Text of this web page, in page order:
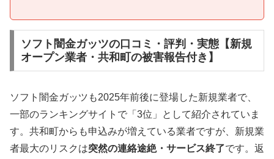
ソフト闇金ガッツの口コミ・評判・実態【新規
オープン業者・共和町の被害報告付き】
ソフト闇金ガッツも2025年前後に登場した新規業者で、
一部のランキングサイトで「3位」として紹介されていま
す。共和町からも申込みが増えている業者ですが、新規業
者最大のリスクは突然の連絡途絶・サービス終了です。返